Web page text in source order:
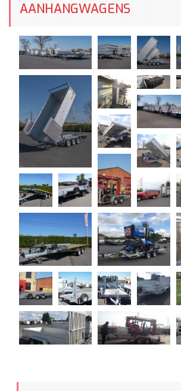
AANHANGWAGENS